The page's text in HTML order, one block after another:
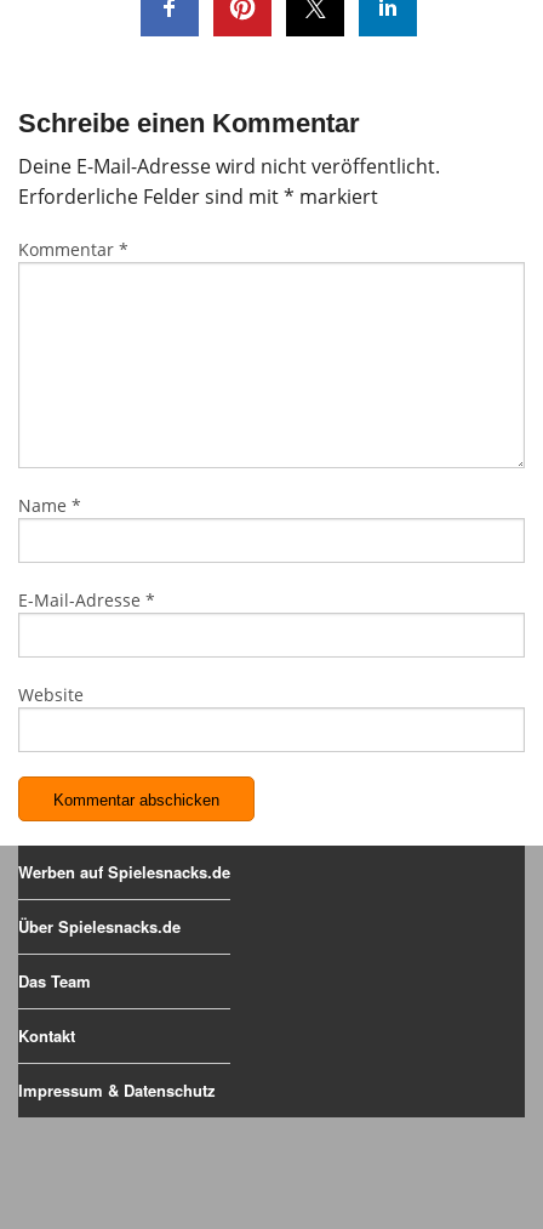
Schreibe einen Kommentar
Deine E-Mail-Adresse wird nicht veröffentlicht.
Erforderliche Felder sind mit* markiert
Kommentar *
Name *
E-Mail-Adresse *
Website
Werben auf Spielesnacks.de
Über Spielesnacks.de
Das Team
Kontakt
Impressum & Datenschutz